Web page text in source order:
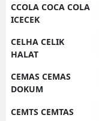
CCOLA COCA COLA
ICECEK
CELHA CELIK
HALAT
CEMAS CEMAS
DOKUM
CEMTS CEMTAS